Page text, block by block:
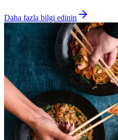
Daha fazla bilgi edinin